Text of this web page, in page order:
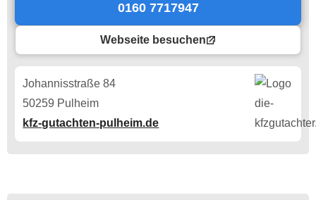
0160 7717947
Webseite besuchen
Johannisstraße 84
50259 Pulheim
kfz-gutachten-pulheim.de